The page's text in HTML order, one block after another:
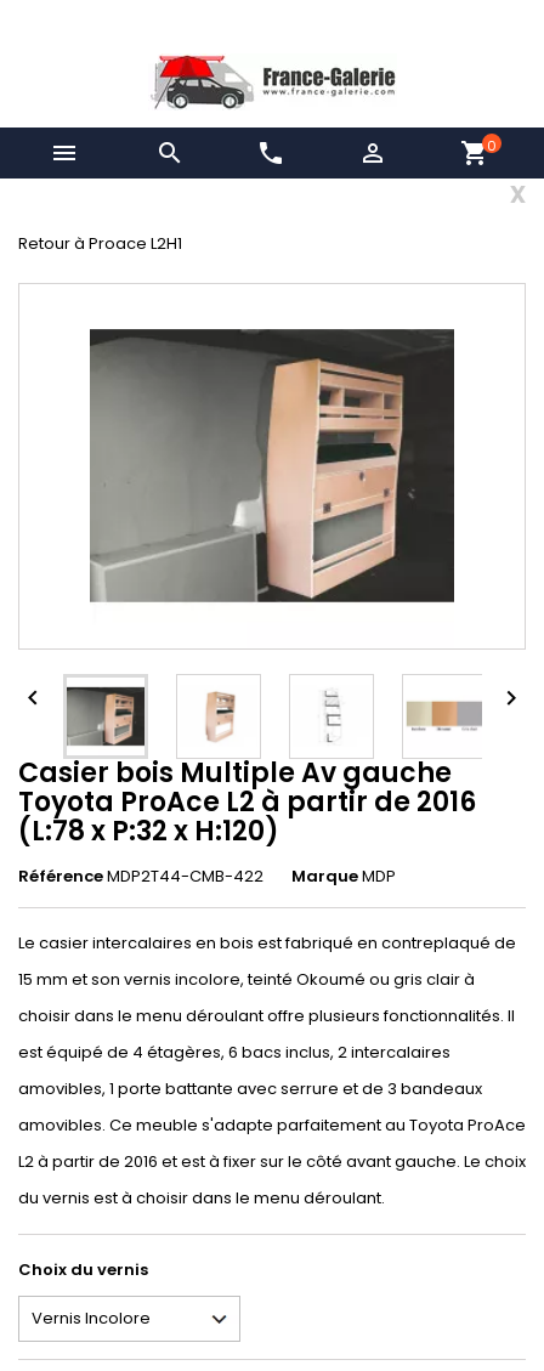
  phone  shopping_cart0
x
Retour à Proace L2H1
 
Casier bois Multiple Av gauche
Toyota ProAce L2 à partir de 2016
(L:78 x P:32 x H:120)
RéférenceMDP2T44-CMB-422 MarqueMDP
Le casier intercalaires en bois est fabriqué en contreplaqué de
15 mm et son vernis incolore, teinté Okoumé ou gris clair à
choisir dans le menu déroulant offre plusieurs fonctionnalités. Il
est équipé de 4 étagères, 6 bacs inclus, 2 intercalaires
amovibles, 1 porte battante avec serrure et de 3 bandeaux
amovibles. Ce meuble s'adapte parfaitement au Toyota ProAce
L2 à partir de 2016 et est à fixer sur le côté avant gauche. Le choix
du vernis est à choisir dans le menu déroulant.
Choix du vernis